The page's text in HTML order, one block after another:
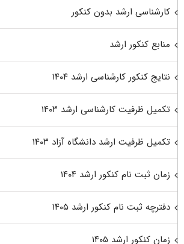
کارشناسی ارشد بدون کنکور
منابع کنکور ارشد
نتایج کنکور کارشناسی ارشد ۱۴۰۴
تکمیل ظرفیت کارشناسی ارشد ۱۴۰۳
تکمیل ظرفیت ارشد دانشگاه آزاد ۱۴۰۳
زمان ثبت نام کنکور ارشد ۱۴۰۴
دفترچه ثبت نام کنکور ارشد ۱۴۰۵
زمان کنکور ارشد ۱۴۰۵